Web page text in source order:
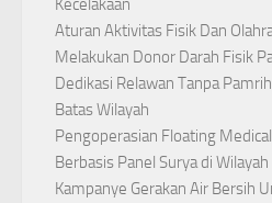
Kecelakaan
Aturan Aktivitas Fisik Dan
Melakukan Donor Darah Fisik
Dedikasi Relawan Tanpa
Batas Wilayah
Pengoperasian Floating
Berbasis Panel Surya di
Kampanye Gerakan Air Bersih